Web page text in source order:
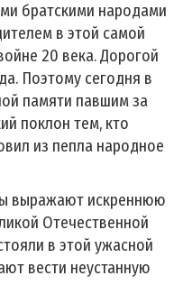
братскими народами
в этой самой
20 века. Дорогой
Поэтому сегодня в
памяти павшим за
поклон тем, кто
из пепла народное
выражают искреннюю
Отечественной
в этой ужасной
вести неустанную